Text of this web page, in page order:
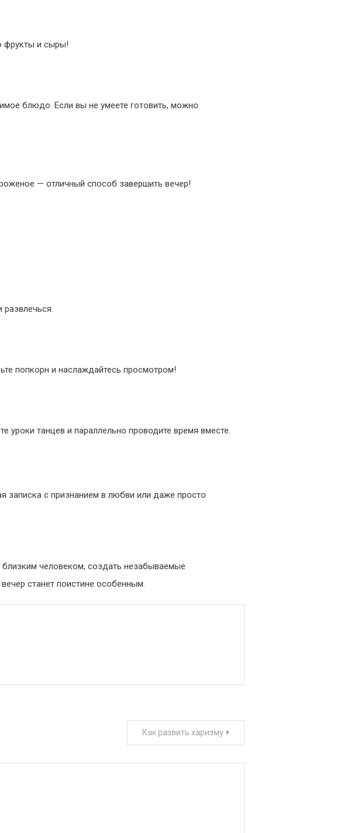
фрукты и сыры!
блюдо. Если вы не умеете готовить, можно
— отличный способ завершить вечер!
попкорн и наслаждайтесь просмотром!
уроки танцев и параллельно проводите время вместе.
записка с признанием в любви или даже просто
человеком, создать незабываемые
станет поистине особенным.
Как развить харизму